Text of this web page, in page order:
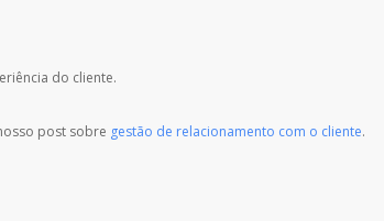
do cliente.
post sobre gestão de relacionamento com o cliente.